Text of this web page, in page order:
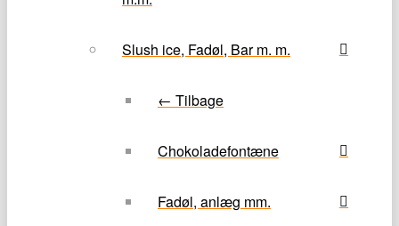
Slush ice, Fadøl, Bar m. m.
← Tilbage
Chokoladefontæne
Fadøl, anlæg mm.